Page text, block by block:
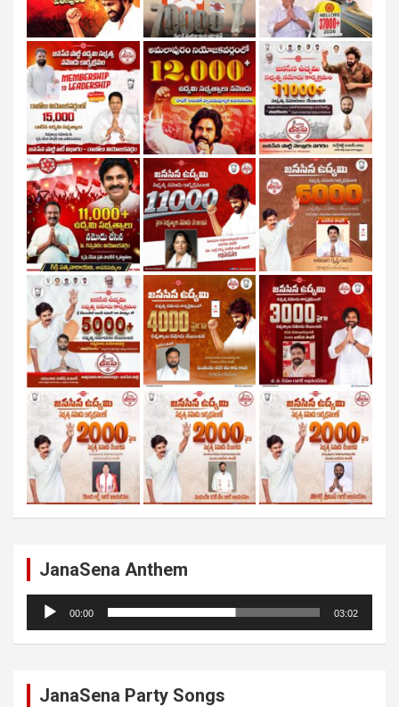
JanaSena Anthem
Audio
Player
00:00 03:02
JanaSena Party Songs